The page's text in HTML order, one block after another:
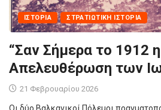
ΙΣΤΟΡΊΑ ΣΤΡΑΤΙΩΤΙΚΉ ΙΣΤΟΡΊΑ
“Σαν Σήμερα το 1912
Απελευθέρωση των
21 Φεβρουαρίου 2026